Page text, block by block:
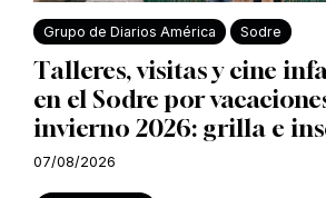
Grupo de Diarios América Sodre
Talleres, visitas y cine
en el Sodre por
invierno 2026: grilla e
07/08/2026